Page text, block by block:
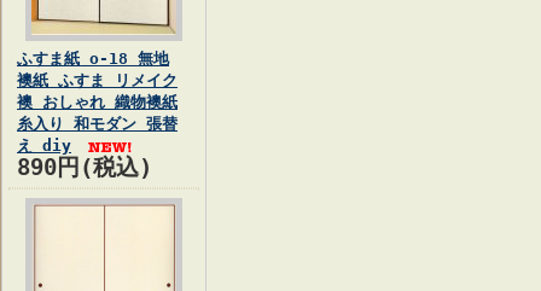
ふすま紙 o-18 無地
襖紙 ふすま リメイク
襖 おしゃれ 織物襖紙
糸入り 和モダン 張替
え diy
890円(税込)